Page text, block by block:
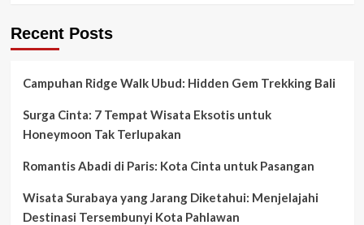
Recent Posts
Campuhan Ridge Walk Ubud: Hidden Gem Trekking Bali
Surga Cinta: 7 Tempat Wisata Eksotis untuk
Honeymoon Tak Terlupakan
Romantis Abadi di Paris: Kota Cinta untuk Pasangan
Wisata Surabaya yang Jarang Diketahui: Menjelajahi
Destinasi Tersembunyi Kota Pahlawan